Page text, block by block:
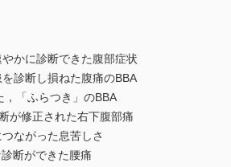
かに診断できた腹部症状
診断し損ねた腹痛のBBA
「ふらつき」のBBA
が修正された右下腹部痛
ながった息苦しさ
断ができた腰痛